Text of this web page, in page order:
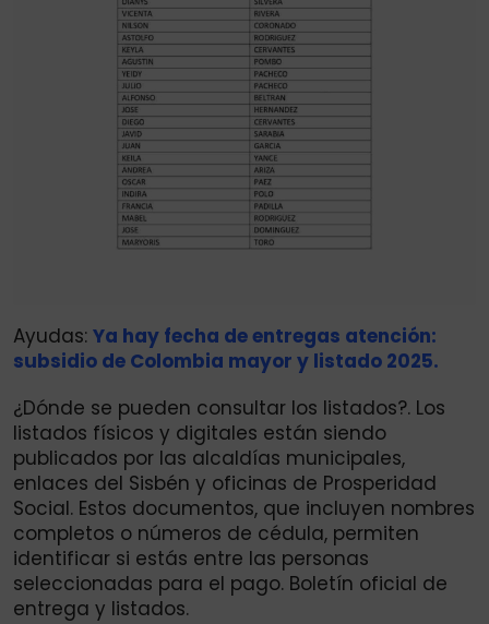
Ayudas: Ya hay fecha de entregas atención:
subsidio de Colombia mayor y listado 2025.
¿Dónde se pueden consultar los listados?. Los
listados físicos y digitales están siendo
publicados por las alcaldías municipales,
enlaces del Sisbén y oficinas de Prosperidad
Social. Estos documentos, que incluyen nombres
completos o números de cédula, permiten
identificar si estás entre las personas
seleccionadas para el pago. Boletín oficial de
entrega y listados.